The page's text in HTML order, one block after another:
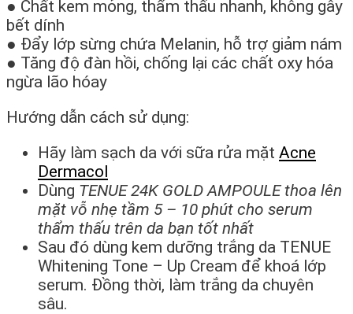
● Chất kem mỏng, thẩm thấu nhanh, không gây
bết dính
● Đẩy lớp sừng chứa Melanin, hỗ trợ giảm nám
● Tăng độ đàn hồi, chống lại các chất oxy hóa
ngừa lão hóay
Hướng dẫn cách sử dụng:
Hãy làm sạch da với sữa rửa mặt Acne
Dermacol
Dùng TENUE 24K GOLD AMPOULE thoa lên
mặt vỗ nhẹ tầm 5 – 10 phút cho serum
thẩm thấu trên da bạn tốt nhất
Sau đó dùng kem dưỡng trắng da TENUE
Whitening Tone – Up Cream để khoá lớp
serum. Đồng thời, làm trắng da chuyên
sâu.